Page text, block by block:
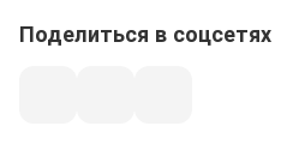
Поделиться в соцсетях